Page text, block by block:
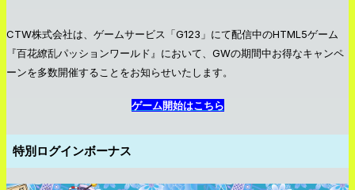
CTW株式会社は、ゲームサービス「G123」にて配信中のHTML5ゲーム
『百花繚乱パッションワールド』において、GWの期間中お得なキャンペ
ーンを多数開催することをお知らせいたします。
ゲーム開始はこちら
特別ログインボーナス